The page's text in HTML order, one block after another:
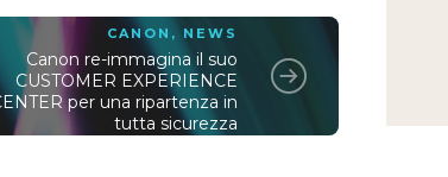
CANON , NEWS
Canon re-immagina il suo
CUSTOMER EXPERIENCE
per una ripartenza in
tutta sicurezza